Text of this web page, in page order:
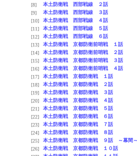
[8]
本土防衛戦 西部戦線 ２話
[9]
本土防衛戦 西部戦線 ３話
[10]
本土防衛戦 西部戦線 ４話
[11]
本土防衛戦 西部戦線 ５話
[12]
本土防衛戦 西部戦線 ６話
[13]
本土防衛戦 京都防衛前哨戦 １話
[14]
本土防衛戦 京都防衛前哨戦 ２話
[15]
本土防衛戦 京都防衛前哨戦 ３話
[16]
本土防衛戦 京都防衛前哨戦 ４話
[17]
本土防衛戦 京都防衛戦 １話
[18]
本土防衛戦 京都防衛戦 ２話
[19]
本土防衛戦 京都防衛戦 ３話
[20]
本土防衛戦 京都防衛戦 ４話
[21]
本土防衛戦 京都防衛戦 ５話
[22]
本土防衛戦 京都防衛戦 ６話
[23]
本土防衛戦 京都防衛戦 ７話
[24]
本土防衛戦 京都防衛戦 ８話
[25]
本土防衛戦 京都防衛戦 ９話 ～幕間～
[26]
本土防衛戦 京都防衛戦 １０話